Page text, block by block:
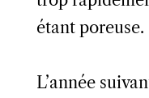
étant poreuse.
L’année